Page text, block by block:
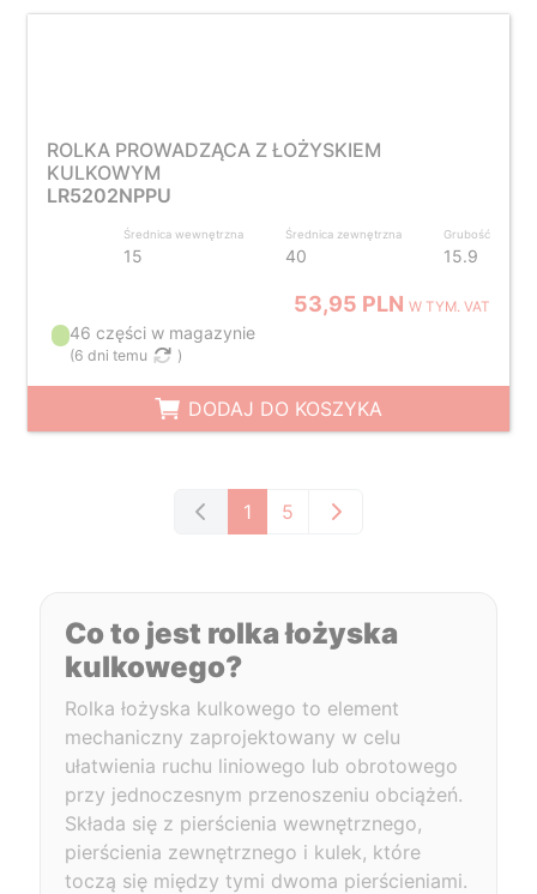
ROLKA PROWADZĄCA Z ŁOŻYSKIEM
KULKOWYM
LR5202NPPU
Średnica wewnętrzna
15
Średnica zewnętrzna
40
Grubość
15.9
53,95 PLNW TYM. VAT
46 części w magazynie
(6 dni temu )
DODAJ DO KOSZYKA
1 5
Co to jest rolka łożyska
kulkowego?
Rolka łożyska kulkowego to element
mechaniczny zaprojektowany w celu
ułatwienia ruchu liniowego lub obrotowego
przy jednoczesnym przenoszeniu obciążeń.
Składa się z pierścienia wewnętrznego,
pierścienia zewnętrznego i kulek, które
toczą się między tymi dwoma pierścieniami.